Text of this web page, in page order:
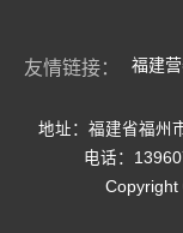
友情链接： 福建
地址：福建省福州
电话：
Copyright